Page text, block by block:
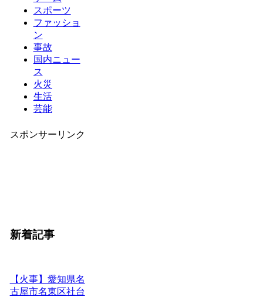
スポーツ
ファッショ
ン
事故
国内ニュー
ス
火災
生活
芸能
スポンサーリンク
新着記事
【火事】愛知県名
古屋市名東区社台